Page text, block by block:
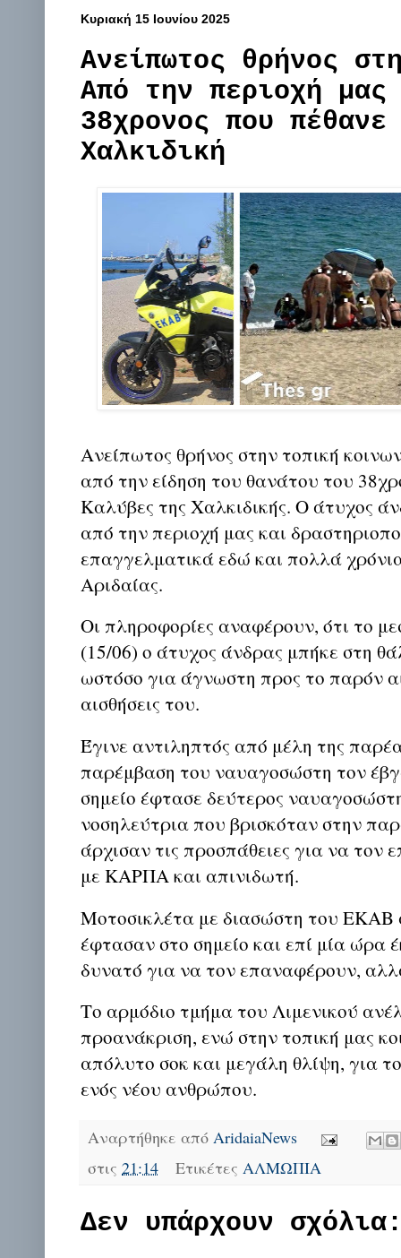
Κυριακή 15 Ιουνίου 2025
Ανείπωτος θρήνος
Από την περιοχή μας
38χρονος που πέθανε
Χαλκιδική
Ανείπωτος θρήνος στην τοπική
από την είδηση του θανάτου του
Καλύβες της Χαλκιδικής. Ο άτυχος
από την περιοχή μας και
επαγγελματικά εδώ και πολλά
Αριδαίας.
Οι πληροφορίες αναφέρουν, ότι το
(15/06) ο άτυχος άνδρας μπήκε στη
ωστόσο για άγνωστη προς το παρόν
αισθήσεις του.
Έγινε αντιληπτός από μέλη της
παρέμβαση του ναυαγοσώστη τον
σημείο έφτασε δεύτερος
νοσηλεύτρια που βρισκόταν στην
άρχισαν τις προσπάθειες για να τον
με ΚΑΡΠΑ και απινιδωτή.
Μοτοσικλέτα με διασώστη του ΕΚΑΒ
έφτασαν στο σημείο και επί μία ώρα
δυνατό για να τον επαναφέρουν,
Το αρμόδιο τμήμα του Λιμενικού
προανάκριση, ενώ στην τοπική μας
απόλυτο σοκ και μεγάλη θλίψη, για
ενός νέου ανθρώπου.
Αναρτήθηκε από AridaiaNews
στις 21:14 Ετικέτες ΑΛΜΩΠΙΑ
Δεν υπάρχουν